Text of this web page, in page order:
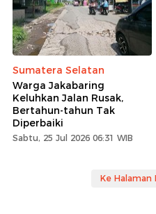
Sumatera Selatan
Warga Jakabaring
Keluhkan Jalan Rusak,
Bertahun-tahun Tak
Diperbaiki
Sabtu, 25 Jul 2026 06:31 WIB
Ke Halaman